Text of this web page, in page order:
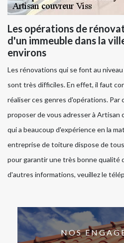
Les opérations de
d'un immeuble dans la
environs
Les rénovations qui se font au
sont très difficiles. En effet, il faut
réaliser ces genres d'opérations.
proposer de vous adresser à Artisan
qui a beaucoup d'expérience en la
entreprise de toiture dispose de
pour garantir une très bonne qualité
d'autres informations, veuillez le
NOS